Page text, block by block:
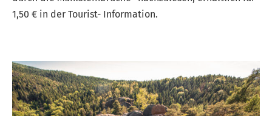
1,50 € in der Tourist- Information.